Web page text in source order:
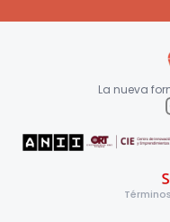
La nueva
Términos